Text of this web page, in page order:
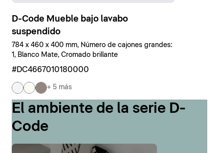
D-Code Mueble bajo lavabo
suspendido
784 x 460 x 400 mm, Número de cajones grandes:
1, Blanco Mate, Cromado brillante
#DC4667010180000
+ 5 más
El ambiente de la serie D-
Code